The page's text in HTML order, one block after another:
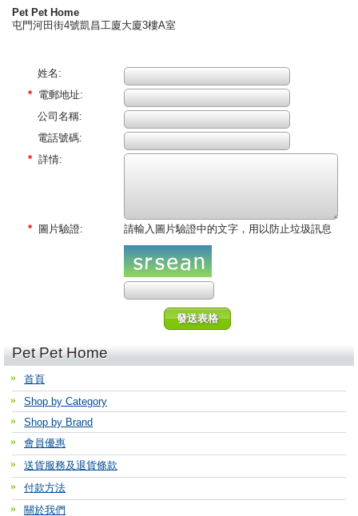
Pet Pet Home
屯門河田街4號凱昌工廈大廈3樓A室
姓名:
* 電郵地址:
公司名稱:
電話號碼:
* 詳情:
* 圖片驗證: 請輸入圖片驗證中的文字，用以防止垃圾訊息
Pet Pet Home
首頁
Shop by Category
Shop by Brand
會員優惠
送貨服務及退貨條款
付款方法
關於我們